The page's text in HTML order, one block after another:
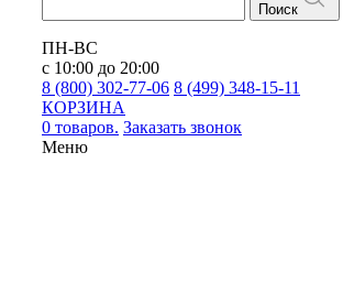
Поиск
ПН-ВС
с 10:00 до 20:00
8 (800) 302-77-06 8 (499) 348-15-11
КОРЗИНА
0 товаров. Заказать звонок
Меню